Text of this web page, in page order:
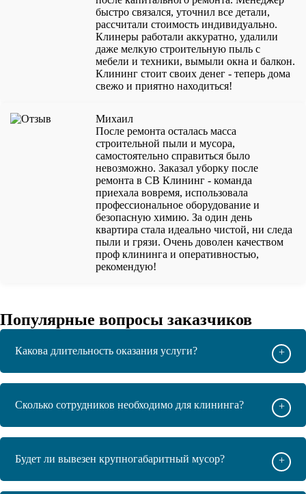
быстро связался, уточнил все детали,
рассчитали стоимость индивидуально.
Клинеры работали аккуратно, удалили
даже мелкую строительную пыль с
мебели и техники, вымыли окна и балкон.
Клининг стоит своих денег - теперь дома
свежо и приятно находиться!
Михаил
После ремонта осталась масса
строительной пыли и мусора,
самостоятельно справиться было
невозможно. Заказал уборку после
ремонта в СВ Клининг - команда
приехала вовремя, использовала
профессиональное оборудование и
безопасную химию. За один день
квартира стала идеально чистой, ни следа
пыли и грязи. Очень доволен качеством
проф клининга и оперативностью,
рекомендую!
Популярные вопросы заказчиков
Какова длительность оказания услуги? +
Сколько сотрудников необходимо для клининга? +
Будет ли вывезен крупногабаритный мусор? +